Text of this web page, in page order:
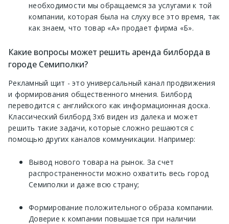
необходимости мы обращаемся за услугами к той
компании, которая была на слуху все это время, так
как знаем, что товар «А» продает фирма «Б».
Какие вопросы может решить аренда билборда в
городе Семиполки?
Рекламный щит - это универсальный канал продвижения
и формирования общественного мнения. Билборд
переводится с английского как информационная доска.
Классический билборд 3х6 виден из далека и может
решить такие задачи, которые сложно решаются с
помощью других каналов коммуникации. Например:
Вывод нового товара на рынок. За счет
распространенности можно охватить весь город
Семиполки и даже всю страну;
Формирование положительного образа компании.
Доверие к компании повышается при наличии